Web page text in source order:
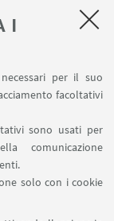
I
per il suo
facoltativi
sono usati per
comunicazione
solo con i cookie
segnalarcelo